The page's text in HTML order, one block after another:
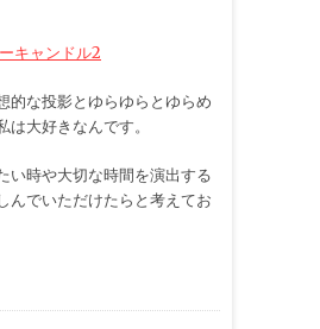
的な投影とゆらゆらとゆらめ
は大好きなんです。
い時や大切な時間を演出する
んでいただけたらと考えてお